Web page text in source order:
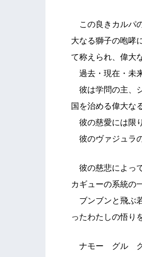
この良きカルパ
大なる獅子の咆哮
て称えられ、偉大
過去・現在・未
彼は学問の主、
国を治める偉大な
彼の慈愛には限
彼のヴァジュラ
彼の慈悲によっ
カギューの系統の
ブンブンと飛ぶ
ったわたしの悟り
ナモー グル グ